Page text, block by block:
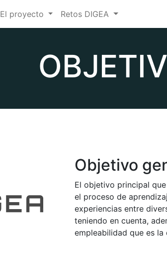
El proyecto Retos DIGEA
Objetivo
El objetivo principal
el proceso de
experiencias entre
teniendo en cuenta,
empleabilidad que es la